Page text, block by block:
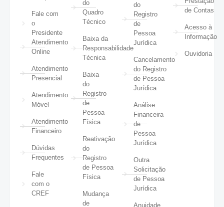
Fale com
o
Presidente
Atendimento
Online
Atendimento
Presencial
Atendimento
Móvel
Atendimento
Financeiro
Dúvidas
Frequentes
Fale
com o
CREF
do
Quadro
Técnico
Baixa da
Responsabilidade
Técnica
Baixa
do
Registro
de
Pessoa
Física
Reativação
do
Registro
de Pessoa
Física
Mudança
de
do
Registro
de
Pessoa
Jurídica
Cancelamento
do Registro
de Pessoa
Jurídica
Análise
Financeira
de
Pessoa
Jurídica
Outra
Solicitação
de Pessoa
Jurídica
Anuidade
de Contas
Acesso à
Informação
Ouvidoria